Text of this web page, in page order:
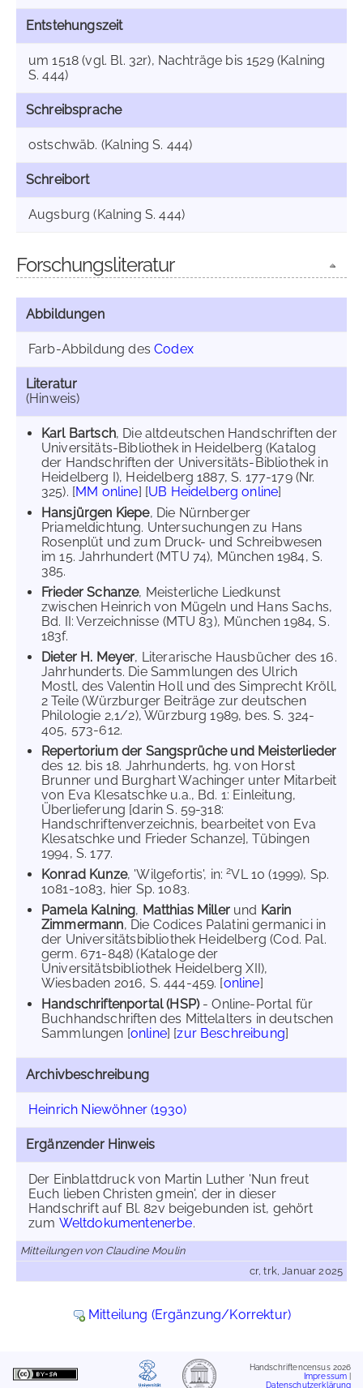
Entstehungszeit
um 1518 (vgl. Bl. 32r), Nachträge bis 1529 (Kalning
S. 444)
Schreibsprache
ostschwäb. (Kalning S. 444)
Schreibort
Augsburg (Kalning S. 444)
Forschungsliteratur
Abbildungen
Farb-Abbildung desCodex
Literatur
(Hinweis)
Karl Bartsch, Die altdeutschen Handschriften der
Universitäts-Bibliothek in Heidelberg (Katalog
der Handschriften der Universitäts-Bibliothek in
Heidelberg I), Heidelberg 1887, S. 177-179 (Nr.
325). [MM online] [UB Heidelberg online]
Hansjürgen Kiepe, Die Nürnberger
Priameldichtung. Untersuchungen zu Hans
Rosenplüt und zum Druck- und Schreibwesen
im 15. Jahrhundert (MTU 74), München 1984, S.
385.
Frieder Schanze, Meisterliche Liedkunst
zwischen Heinrich von Mügeln und Hans Sachs,
Bd. II: Verzeichnisse (MTU 83), München 1984, S.
183f.
Dieter H. Meyer, Literarische Hausbücher des 16.
Jahrhunderts. Die Sammlungen des Ulrich
Mostl, des Valentin Holl und des Simprecht Kröll,
2 Teile (Würzburger Beiträge zur deutschen
Philologie 2,1/2), Würzburg 1989, bes. S. 324-
405, 573-612.
Repertorium der Sangsprüche und Meisterlieder
des 12. bis 18. Jahrhunderts, hg. von Horst
Brunner und Burghart Wachinger unter Mitarbeit
von Eva Klesatschke u.a., Bd. 1: Einleitung,
Überlieferung [darin S. 59-318:
Handschriftenverzeichnis, bearbeitet von Eva
Klesatschke und Frieder Schanze], Tübingen
1994, S. 177.
Konrad Kunze, 'Wilgefortis', in:2VL 10 (1999), Sp.
1081-1083, hier Sp. 1083.
Pamela Kalning, Matthias Millerund Karin
Zimmermann, Die Codices Palatini germanici in
der Universitätsbibliothek Heidelberg (Cod. Pal.
germ. 671-848) (Kataloge der
Universitätsbibliothek Heidelberg XII),
Wiesbaden 2016, S. 444-459. [online]
Handschriftenportal (HSP)- Online-Portal für
Buchhandschriften des Mittelalters in deutschen
Sammlungen [online] [zur Beschreibung]
Archivbeschreibung
Heinrich Niewöhner (1930)
Ergänzender Hinweis
Der Einblattdruck von Martin Luther 'Nun freut
Euch lieben Christen gmein', der in dieser
Handschrift auf Bl. 82v beigebunden ist, gehört
zum Weltdokumentenerbe.
Mitteilungen von Claudine Moulin
cr, trk, Januar 2025
Mitteilung (Ergänzung/Korrektur)
Handschriftencensus 2026
Impressum
Datenschutzerklärung